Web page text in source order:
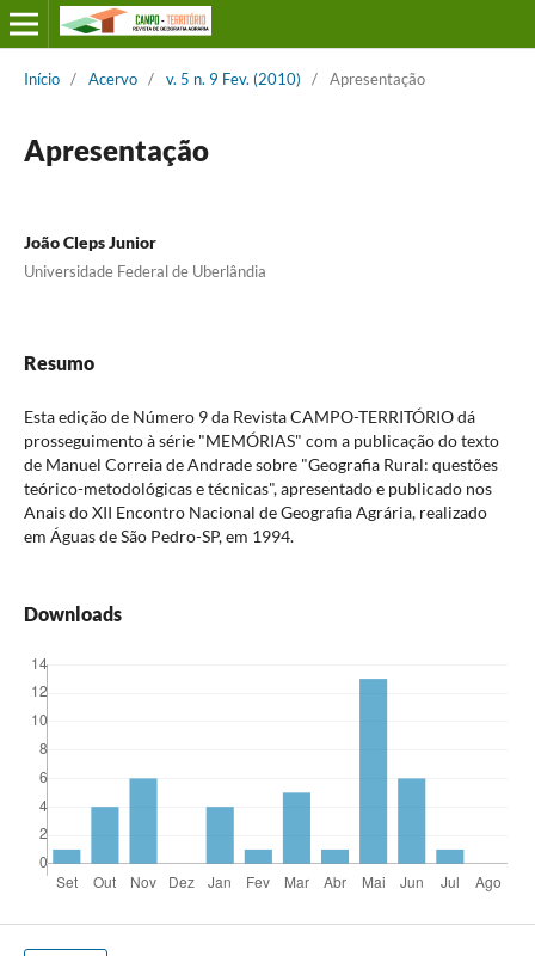
Início / Acervo / v. 5 n. 9 Fev. (2010) / Apresentação
Apresentação
João Cleps Junior
Universidade Federal de Uberlândia
Resumo
Esta edição de Número 9 da Revista CAMPO-TERRITÓRIO dá
prosseguimento à série "MEMÓRIAS" com a publicação do texto
de Manuel Correia de Andrade sobre "Geografia Rural: questões
teórico-metodológicas e técnicas", apresentado e publicado nos
Anais do XII Encontro Nacional de Geografia Agrária, realizado
em Águas de São Pedro-SP, em 1994.
Downloads